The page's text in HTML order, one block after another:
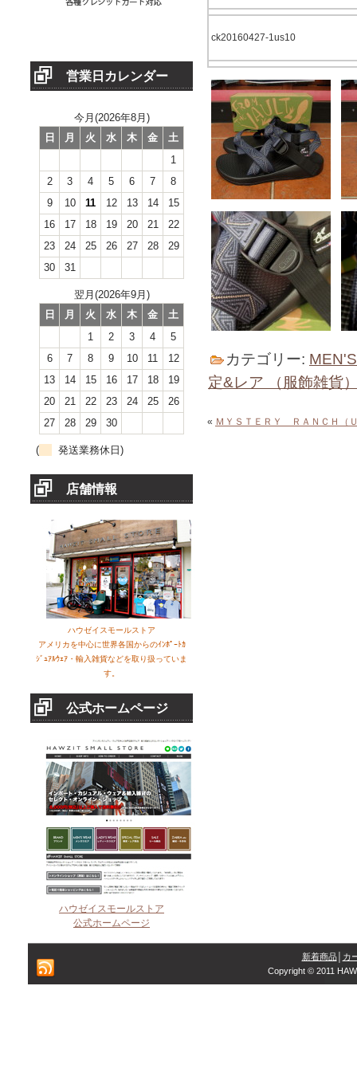
営業日カレンダー
今月(2026年8月)
日
月 火 水 木 金
土
1
2
3 4 5 6 7
8
9
10 11 12 13 14
15
16
17 18 19 20 21
22
23
24 25 26 27 28
29
30
31
翌月(2026年9月)
日
月 火 水 木 金
土
1
2 3 4
5
6
7 8 9 10 11
12
13
14 15 16 17 18
19
20
21 22 23 24 25
26
27
28 29 30
( 発送業務休日)
店舗情報
ハウゼイスモールストア
アメリカを中心に世界各国からのｲﾝﾎﾟｰﾄｶ
ｼﾞｭｱﾙｳｪｱ・輸入雑貨などを取り扱っていま
す。
公式ホームページ
ハウゼイスモールストア
公式ホームページ
ck20160427-1us10
カテゴリー:
定&レア （服飾雑貨
« ＭＹＳＴＥＲＹ ＲＡＮＣＨ（
新着商品│
カ
Copyright © 2011